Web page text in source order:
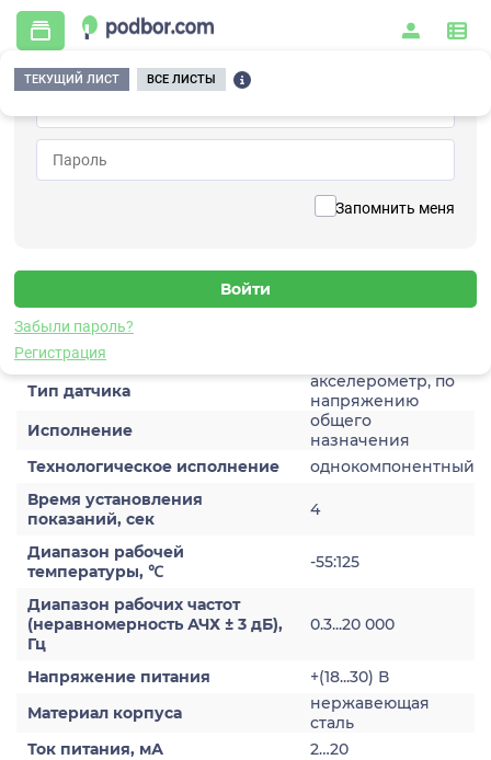
Запомнить меня
Забыли пароль?
Регистрация
ТЕКУЩИЙ ЛИСТ ВСЕ ЛИСТЫ
Главная / Контрольно-измерительные приборы и автоматика / Датчики /
Виброускорения / 1V107HG-50
Датчик виброускорения
Характеристики
Тип датчика
акселерометр, по
напряжению
Исполнение
общего
назначения
Технологическое исполнение
однокомпонентный
Время установления
показаний, сек
4
Диапазон рабочей
температуры, ℃
-55:125
Диапазон рабочих частот
(неравномерность АЧХ ± 3 дБ),
Гц
0.3...20 000
Напряжение питания
+(18...30) В
Материал корпуса
нержавеющая
сталь
Ток питания, мА
2…20